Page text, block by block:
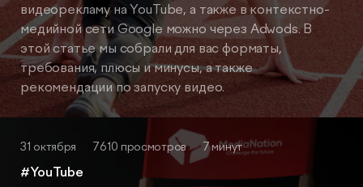
видеорекламу на YouTube, а также в контекстно-
медийной сети Google можно через Adwods. В
этой статье мы собрали для вас форматы,
требования, плюсы и минусы, а также
рекомендации по запуску видео.
31 октября 7610 просмотров 7 минут
#YouTube